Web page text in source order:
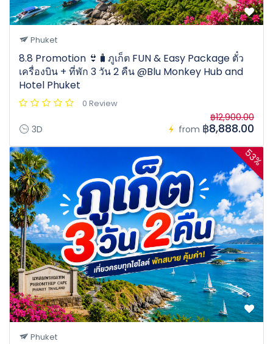
Phuket
8.8 Promotion 👙🧳ภูเก็ต FUN & Easy Package ตั๋ว
เครื่องบิน + ที่พัก 3 วัน 2 คืน @Blu Monkey Hub and
Hotel Phuket
0 Review
3D from
฿12,900.00
฿8,888.00
53%
Phuket